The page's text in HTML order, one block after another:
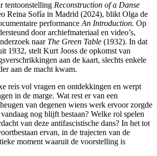
tentoonstelling Reconstruction of a Danse
Reina Sofía in Madrid (2024), blikt Olga de
performance An Introduction. Op
door archiefmateriaal en video’s,
naar The Green Table (1932). In dat
1932, stelt Kurt Jooss de opkomst van
aan de kaart, slechts enkele
aan de macht kwam.
reis vol vragen en ontdekkingen en werpt
in de marge. Wat rest er van een
van degenen wiens werk ervoor zorgde
nog blijft bestaan? Welke rol spelen
van deze antifascistische dans? In het tot
ervan, in de trajecten van de
moment waaruit de voorstelling is